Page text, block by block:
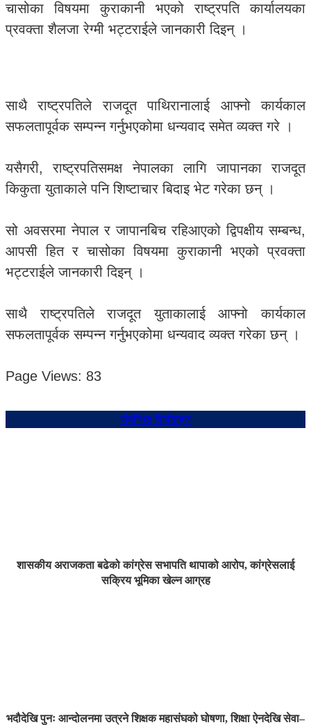
चासोका विषयमा कुराकानी भएको राष्ट्रपति कार्यालयका
प्रवक्ता शैलजा रेग्मी भट्टराईले जानकारी दिइन् ।
साथै राष्ट्रपतिले राजदूत पाथिरानालाई आफ्नो कार्यकाल
सफलतापूर्वक सम्पन्न गर्नुभएकोमा धन्यवाद समेत व्यक्त गरे ।
यसैगरी, राष्ट्रपतिसमक्ष नेपालका लागि जापानका राजदूत
किकुता युताकाले पनि शिष्टाचार बिदाइ भेट गरेका छन् ।
सो अवसरमा नेपाल र जापानबिच रहिआएको द्विपक्षीय सम्बन्ध,
आपसी हित र चासोका विषयमा कुराकानी भएको प्रवक्ता
भट्टराईले जानकारी दिइन् ।
साथै राष्ट्रपतिले राजदूत युताकालाई आफ्नो कार्यकाल
सफलतापूर्वक सम्पन्न गर्नुभएकोमा धन्यवाद व्यक्त गरेका छन् ।
Page Views: 83
संबन्धित शिर्षकहरु
शासकीय अराजकता बढेको कांग्रेस सभापति थापाको आरोप, कांग्रेसलाई
सक्रिय भूमिका खेल्न आग्रह
भदौदेखि पुनः आन्दोलनमा उत्रने शिक्षक महासंघको घोषणा, शिक्षा ऐनदेखि सेवा–